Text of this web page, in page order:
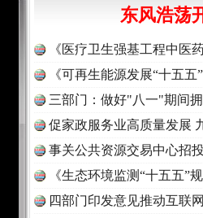
东风浩荡
《医疗卫生强基工程中医
《可再生能源发展“十五
三部门：做好"八一"期间
促家政服务业高质量发展
事关公共资源交易中心招
《生态环境监测“十五五”
读
四部门印发意见推动互联